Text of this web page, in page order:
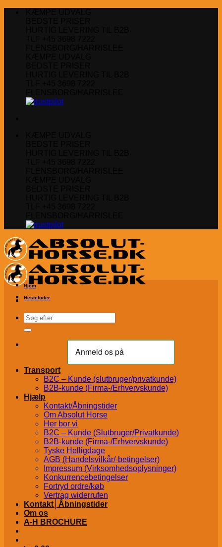
Søg
efter:
Transport
B2C – Kunde (slutbruger/privatkunde)
B2B-kunde (Firma-/Erhvervskunde)
Hjælp
Kontakt/Åbningstider
Om Absolut Horse
Her bor vi
B2C – Kunde (Slutbruger/Privatkunde)
B2B-kunde (Firma-/Erhvervskunde)
Tyske Helligdage
AGB (Handelsvilkår/-betingelser)
Impressum (Virksomhedsoplysninger)
Konkurrencebetingelser
Fortryd ordre/køb
Vertrag widerrufen
Kontakt│Åbningstider
Om os
A-H BROCHURE
Hjem
Hestefoder